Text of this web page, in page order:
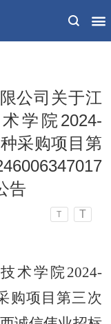
公司关于江
学院2024-
采购项目第
告
T T
术学院2024-
购项目第三次